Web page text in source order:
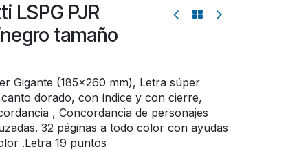
LSPG PJR
tamaño
Gigante (185x260 mm), Letra súper
dorado, con índice y con cierre,
, Concordancia de personajes
32 páginas a todo color con ayudas
.Letra 19 puntos